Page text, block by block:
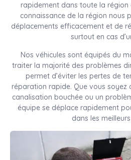
rapidement dans toute la région
connaissance de la région nous
déplacements efficacement et de
surtout en cas
Nos véhicules sont équipés du
traiter la majorité des problèmes
permet d’éviter les pertes de
réparation rapide. Que vous soyez
canalisation bouchée ou un
équipe se déplace rapidement
dans les